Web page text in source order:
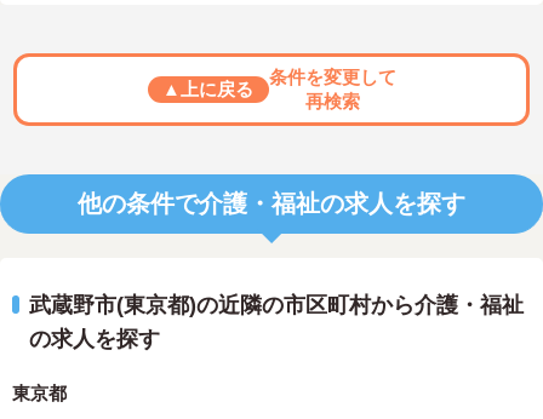
▲上に戻る
条件を変更して
再検索
他の条件で介護・福祉の求人を探す
武蔵野市(東京都)の近隣の市区町村から介護・福祉
の求人を探す
東京都